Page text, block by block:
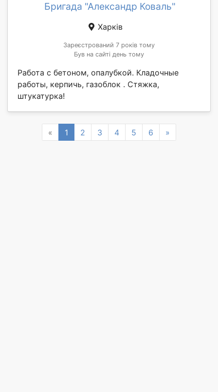
Бригада "Александр Коваль"
Харків
Зареєстрований 7 років тому
Був на сайті день тому
Работа с бетоном, опалубкой. Кладочные
работы, керпичь, газоблок . Стяжка,
штукатурка!
« Previous
1 2 3 4 5 6 »